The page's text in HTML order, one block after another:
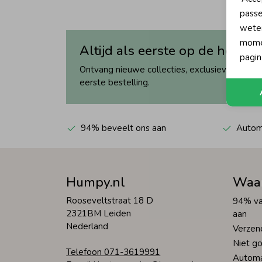
Altijd als eerste op de
Ontvang nieuwe collecties, exclusieve acties
eerste bestelling.
94% beveelt ons aan
Humpy.nl
Rooseveltstraat 18 D
2321BM Leiden
Nederland
Telefoon 071-3619991
94%
aan
Niet